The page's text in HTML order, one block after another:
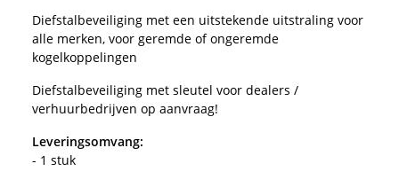
Diefstalbeveiliging met een uitstekende uitstraling voor
alle merken, voor geremde of ongeremde
kogelkoppelingen
Diefstalbeveiliging met sleutel voor dealers /
verhuurbedrijven op aanvraag!
Leveringsomvang:
- 1 stuk